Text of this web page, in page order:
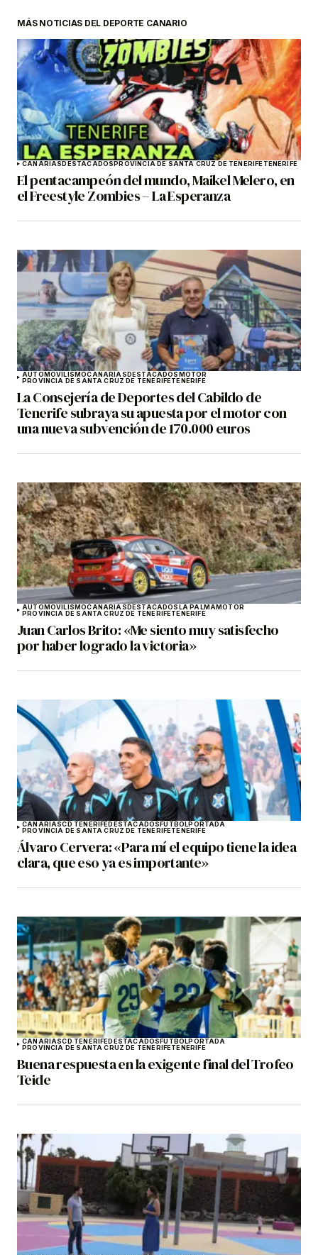
MÁS NOTICIAS DEL DEPORTE CANARIO
CANARIASDESTACADOSPROVINCIA DE SANTA CRUZ DE TENERIFETENERIFE
El pentacampeón del mundo, Maikel Melero, en
el Freestyle Zombies – La Esperanza
AUTOMOVILISMOCANARIASDESTACADOSMOTOR
PROVINCIA DE SANTA CRUZ DE TENERIFETENERIFE
La Consejería de Deportes del Cabildo de
Tenerife subraya su apuesta por el motor con
una nueva subvención de 170.000 euros
AUTOMOVILISMOCANARIASDESTACADOSLA PALMAMOTOR
PROVINCIA DE SANTA CRUZ DE TENERIFETENERIFE
Juan Carlos Brito: «Me siento muy satisfecho
por haber logrado la victoria»
CANARIASCD TENERIFEDESTACADOSFÚTBOLPORTADA
PROVINCIA DE SANTA CRUZ DE TENERIFETENERIFE
Álvaro Cervera: «Para mí el equipo tiene la idea
clara, que eso ya es importante»
CANARIASCD TENERIFEDESTACADOSFÚTBOLPORTADA
PROVINCIA DE SANTA CRUZ DE TENERIFETENERIFE
Buena respuesta en la exigente final del Trofeo
Teide